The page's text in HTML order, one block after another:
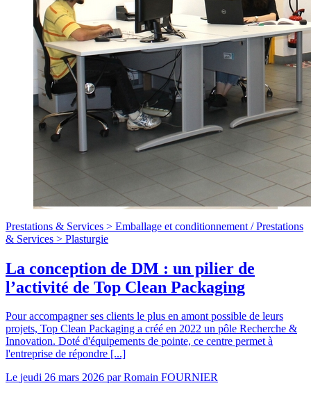
Prestations & Services > Emballage et conditionnement /Prestations
& Services > Plasturgie
La conception de DM : un pilier de
l’activité de Top Clean Packaging
Pour accompagner ses clients le plus en amont possible de leurs
projets, Top Clean Packaging a créé en 2022 un pôle Recherche &
Innovation. Doté d'équipements de pointe, ce centre permet à
l'entreprise de répondre [...]
Le jeudi 26 mars 2026 parRomain FOURNIER